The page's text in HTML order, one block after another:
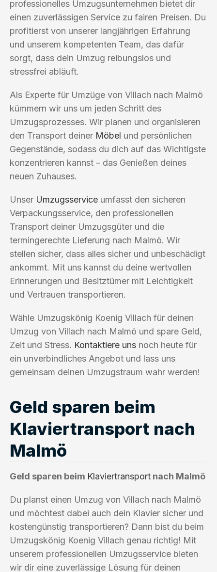
professionelles Umzugsunternehmen bietet dir
einen zuverlässigen Service zu fairen Preisen. Du
profitierst von unserer langjährigen Erfahrung
und unserem kompetenten Team, das dafür
sorgt, dass dein Umzug reibungslos und
stressfrei abläuft.
Als Experte für Umzüge von Villach nach Malmö
kümmern wir uns um jeden Schritt des
Umzugsprozesses. Wir planen und organisieren
den Transport deiner Möbel und persönlichen
Gegenstände, sodass du dich auf das Wichtigste
konzentrieren kannst – das Genießen deines
neuen Zuhauses.
Unser Umzugsservice umfasst den sicheren
Verpackungsservice, den professionellen
Transport deiner Umzugsgüter und die
termingerechte Lieferung nach Malmö. Wir
stellen sicher, dass alles sicher und unbeschädigt
ankommt. Mit uns kannst du deine wertvollen
Erinnerungen und Besitztümer mit Leichtigkeit
und Vertrauen transportieren.
Wähle Umzugskönig Koenig Villach für deinen
Umzug von Villach nach Malmö und spare Geld,
Zeit und Stress. Kontaktiere uns noch heute für
ein unverbindliches Angebot und lass uns
gemeinsam deinen Umzugstraum wahr werden!
Geld sparen beim
Klaviertransport nach
Malmö
Geld sparen beim Klaviertransport nach Malmö
Du planst einen Umzug von Villach nach Malmö
und möchtest dabei auch dein Klavier sicher und
kostengünstig transportieren? Dann bist du beim
Umzugskönig Koenig Villach genau richtig! Mit
unserem professionellen Umzugsservice bieten
wir dir eine zuverlässige Lösung für deinen